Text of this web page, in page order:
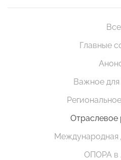
Все
Главные
Важное для
Отраслевое
Международная
ОПОРА в